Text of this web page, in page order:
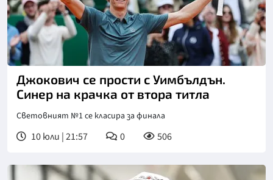
Джокович се прости с Уимбълдън.
Синер на крачка от втора титла
Световният №1 се класира за финала
10 юли | 21:57 0 506